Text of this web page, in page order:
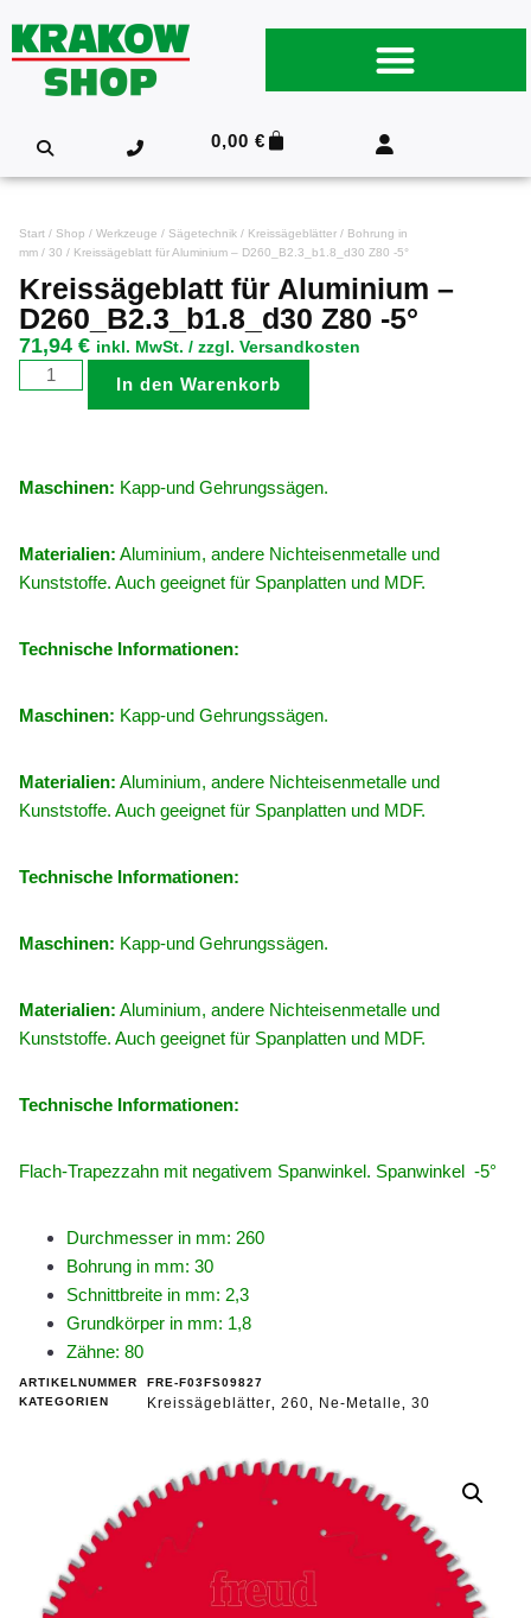
0,00€
Start / Shop / Werkzeuge / Sägetechnik / Kreissägeblätter / Bohrung in
mm / 30 / Kreissägeblatt für Aluminium – D260_B2.3_b1.8_d30 Z80 -5°
Kreissägeblatt für Aluminium –
D260_B2.3_b1.8_d30 Z80 -5°
71,94 € inkl. MwSt. / zzgl. Versandkosten
In den Warenkorb
Maschinen: Kapp-und Gehrungssägen.
Materialien: Aluminium, andere Nichteisenmetalle und
Kunststoffe. Auch geeignet für Spanplatten und MDF.
Technische Informationen:
Maschinen: Kapp-und Gehrungssägen.
Materialien: Aluminium, andere Nichteisenmetalle und
Kunststoffe. Auch geeignet für Spanplatten und MDF.
Technische Informationen:
Maschinen: Kapp-und Gehrungssägen.
Materialien: Aluminium, andere Nichteisenmetalle und
Kunststoffe. Auch geeignet für Spanplatten und MDF.
Technische Informationen:
Flach-Trapezzahn mit negativem Spanwinkel. Spanwinkel -5°
Durchmesser in mm: 260
Bohrung in mm: 30
Schnittbreite in mm: 2,3
Grundkörper in mm: 1,8
Zähne: 80
ARTIKELNUMMER
FRE-F03FS09827
KATEGORIEN
Kreissägeblätter 260 Ne-Metalle 30